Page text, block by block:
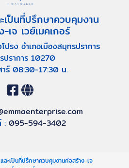
ป็นที่ปรึกษาควบคุมงาน
เจ เวย์เมคเกอร์
รง อำเภอเมืองสมุทรปราการ
ปราการ 10270
าร์ 08:30-17:30 น.
: 095-594-3402
ะเป็นที่ปรึกษาควบคุมงานก่อสร้าง-เจ